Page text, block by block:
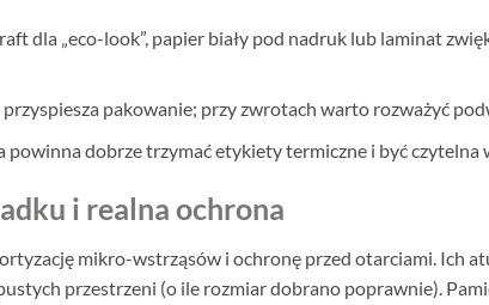
dla „eco-look”, papier biały pod nadruk lub laminat
przyspiesza pakowanie; przy zwrotach warto rozważyć
powinna dobrze trzymać etykiety termiczne i być czytelna
i realna ochrona
mikro-wstrząsów i ochronę przed otarciami. Ich
przestrzeni (o ile rozmiar dobrano poprawnie).